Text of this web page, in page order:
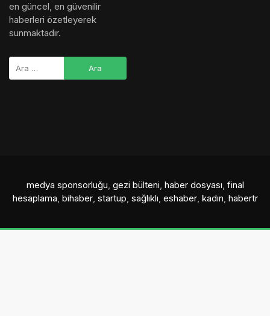
en güncel, en güvenilir
haberleri özetleyerek
sunmaktadır.
medya sponsorluğu, gezi bülteni, haber dosyası, final
hesaplama, bihaber, startup, sağlıklı, eshaber, kadın, habertr